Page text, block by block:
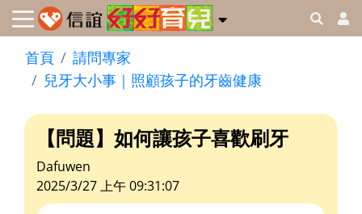
首頁
請問專家
兒牙大小事｜照顧孩子的牙齒健康
【問題】如何讓孩子喜歡刷牙
Dafuwen
2025/3/27 上午 09:31:07